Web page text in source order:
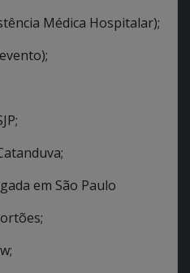
Médica Hospitalar);
em São Paulo